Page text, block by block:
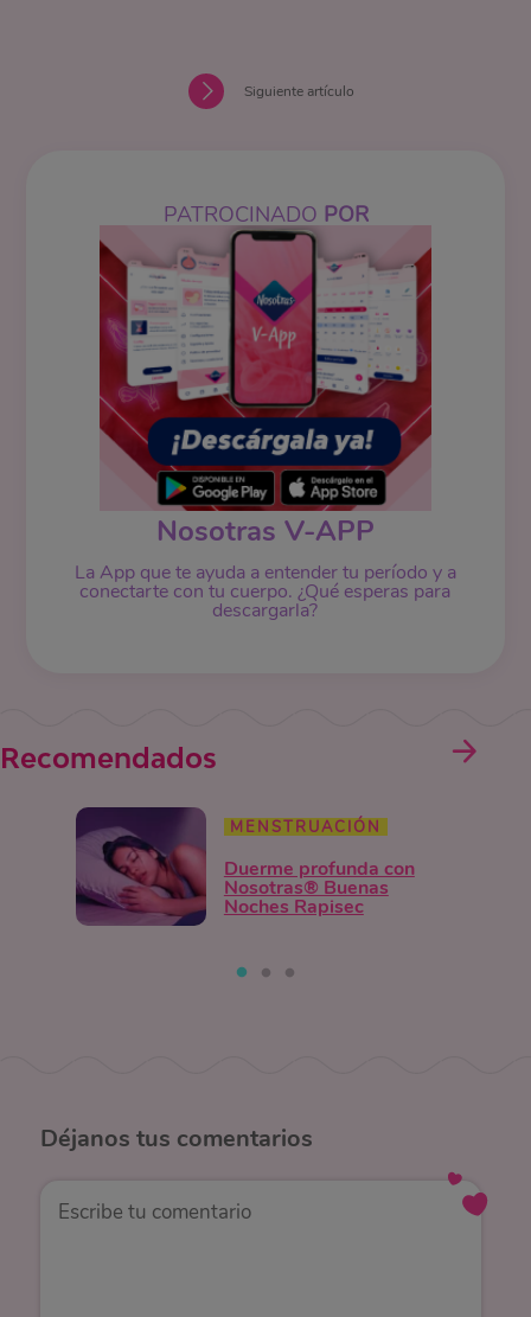
Siguiente artículo
PATROCINADO POR
Nosotras V-APP
La App que te ayuda a entender tu período y a
conectarte con tu cuerpo. ¿Qué esperas para
descargarla?
Recomendados
MENSTRUACIÓN
Duerme profunda con
Nosotras® Buenas
Noches Rapisec
Déjanos tus comentarios